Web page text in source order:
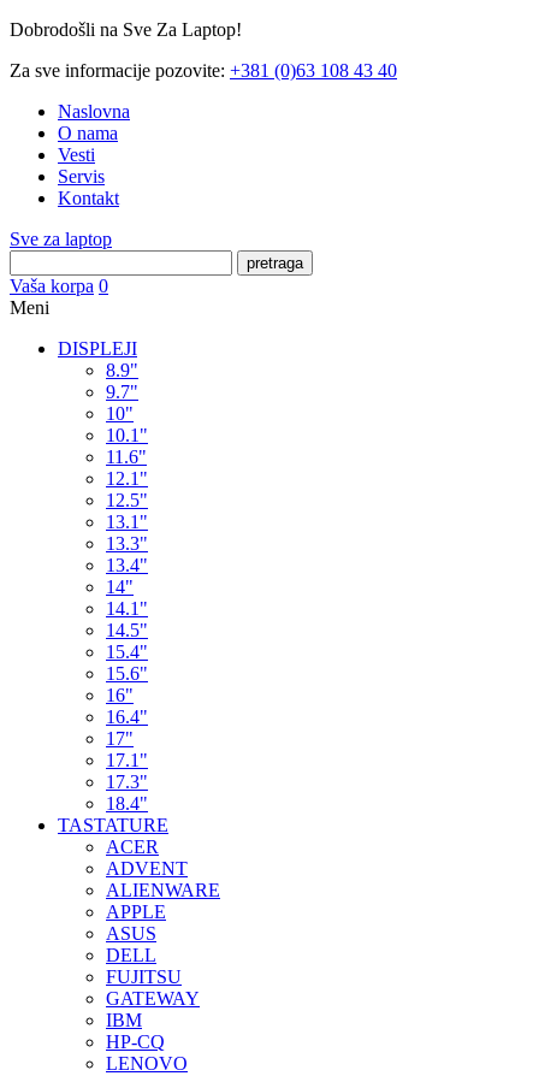
Dobrodošli na Sve Za Laptop!
Za sve informacije pozovite: +381 (0)63 108 43 40
Naslovna
O nama
Vesti
Servis
Kontakt
Sve za laptop
pretraga
Vaša korpa 0
Meni
DISPLEJI
8.9"
9.7"
10"
10.1"
11.6"
12.1"
12.5"
13.1"
13.3"
13.4"
14"
14.1"
14.5"
15.4"
15.6"
16"
16.4"
17"
17.1"
17.3"
18.4"
TASTATURE
ACER
ADVENT
ALIENWARE
APPLE
ASUS
DELL
FUJITSU
GATEWAY
IBM
HP-CQ
LENOVO